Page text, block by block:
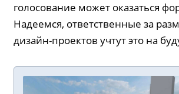
голосование может оказаться
Надеемся, ответственные за
дизайн-проектов учтут это на